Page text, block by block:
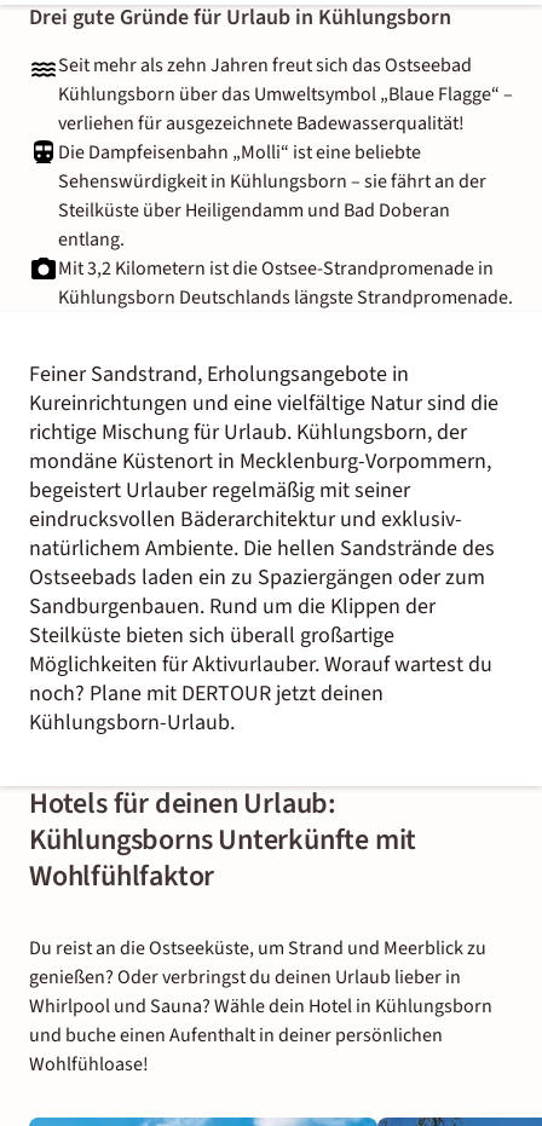
Drei gute Gründe für Urlaub in Kühlungsborn
Seit mehr als zehn Jahren freut sich das Ostseebad
Kühlungsborn über das Umweltsymbol „Blaue Flagge“ –
verliehen für ausgezeichnete Badewasserqualität!
Die Dampfeisenbahn „Molli“ ist eine beliebte
Sehenswürdigkeit in Kühlungsborn – sie fährt an der
Steilküste über Heiligendamm und Bad Doberan
entlang.
Mit 3,2 Kilometern ist die Ostsee-Strandpromenade in
Kühlungsborn Deutschlands längste Strandpromenade.
Feiner Sandstrand, Erholungsangebote in
Kureinrichtungen und eine vielfältige Natur sind die
richtige Mischung für Urlaub. Kühlungsborn, der
mondäne Küstenort in Mecklenburg-Vorpommern,
begeistert Urlauber regelmäßig mit seiner
eindrucksvollen Bäderarchitektur und exklusiv-
natürlichem Ambiente. Die hellen Sandstrände des
Ostseebads laden ein zu Spaziergängen oder zum
Sandburgenbauen. Rund um die Klippen der
Steilküste bieten sich überall großartige
Möglichkeiten für Aktivurlauber. Worauf wartest du
noch? Plane mit DERTOUR jetzt deinen
Kühlungsborn-Urlaub.
Hotels für deinen Urlaub:
Kühlungsborns Unterkünfte mit
Wohlfühlfaktor
Du reist an die Ostseeküste, um Strand und Meerblick zu
genießen? Oder verbringst du deinen Urlaub lieber in
Whirlpool und Sauna? Wähle dein Hotel in Kühlungsborn
und buche einen Aufenthalt in deiner persönlichen
Wohlfühloase!